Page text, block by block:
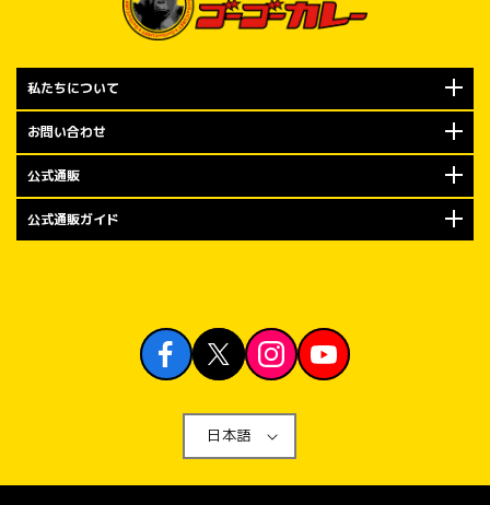
私たちについて
お問い合わせ
公式通販
公式通販ガイド
日本語